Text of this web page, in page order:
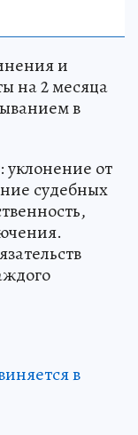
и
на 2 месяца
в
от
судебных
в